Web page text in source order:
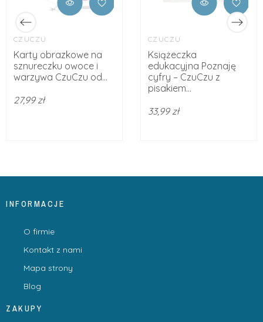
CZUCZU
Karty obrazkowe na
sznureczku owoce i
warzywa CzuCzu od...
27,99 zł
CZUCZU
Książeczka
edukacyjna Poznaję
cyfry – CzuCzu z
pisakiem...
33,99 zł
INFORMACJE
O firmie
Kontakt z nami
Mapa strony
Blog
ZAKUPY